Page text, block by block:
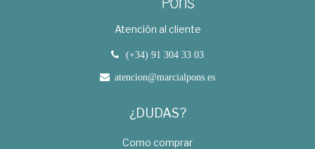
Atención al cliente
(+34) 91 304 33 03
atencion@marcialpons.es
¿DUDAS?
Como comprar